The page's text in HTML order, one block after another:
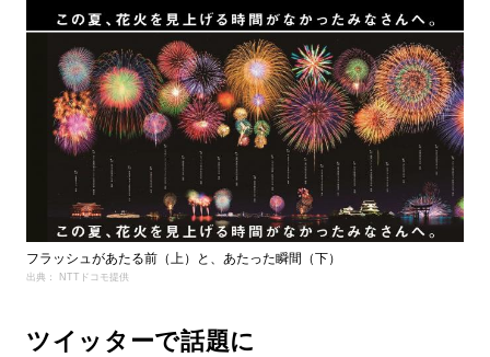
フラッシュがあたる前（上）と、あたった瞬間（下）
出典： NTTドコモ提供
ツイッターで話題に